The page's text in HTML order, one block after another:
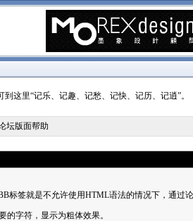
这里“记乐、记趣、记愁、记快、记历、记逍”。
坛版面帮助
标签就是不允许使用HTML语法的情况下，通
的字符，显示为粗体效果。